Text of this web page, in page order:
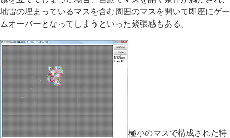
地雷の埋まっているマスを含む周囲のマスを開いて即座にゲー
ムオーバーとなってしまうといった緊張感もある。
極小のマスで構成された特